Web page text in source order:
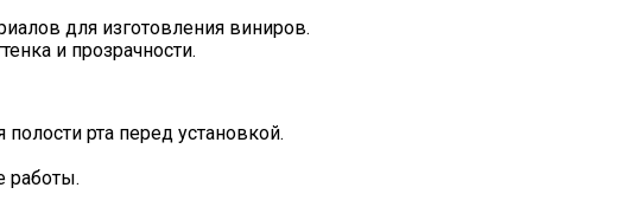
для изготовления виниров.
и прозрачности.
рта перед установкой.
работы.